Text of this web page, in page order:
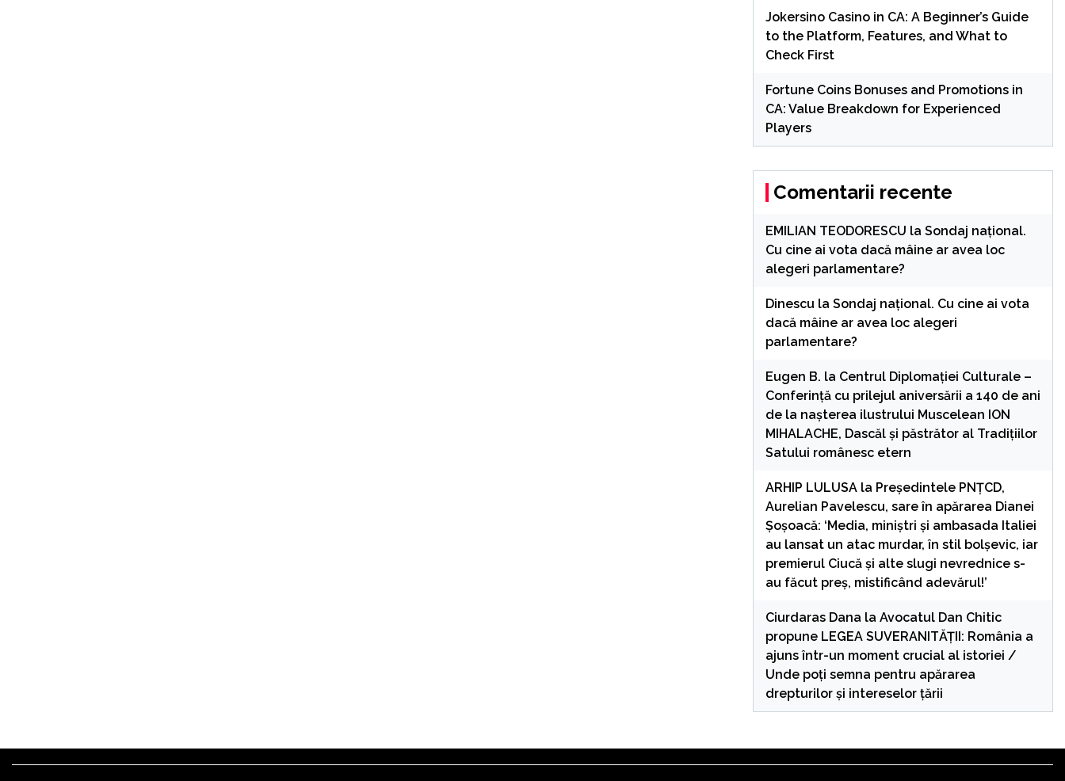
Jokersino Casino in CA: A Beginner’s Guide
to the Platform, Features, and What to
Check First
Fortune Coins Bonuses and Promotions in
CA: Value Breakdown for Experienced
Players
Comentarii recente
EMILIAN TEODORESCU la Sondaj național.
Cu cine ai vota dacă mâine ar avea loc
alegeri parlamentare?
Dinescu la Sondaj național. Cu cine ai vota
dacă mâine ar avea loc alegeri
parlamentare?
Eugen B. la Centrul Diplomației Culturale –
Conferință cu prilejul aniversării a 140 de ani
de la nașterea ilustrului Muscelean ION
MIHALACHE, Dascăl și păstrător al Tradițiilor
Satului românesc etern
ARHIP LULUSAla Președintele PNȚCD,
Aurelian Pavelescu, sare în apărarea Dianei
Șoșoacă: ‘Media, miniștri și ambasada Italiei
au lansat un atac murdar, în stil bolșevic, iar
premierul Ciucă și alte slugi nevrednice s-
au făcut preș, mistificând adevărul!’
Ciurdaras Dana la Avocatul Dan Chitic
propune LEGEA SUVERANITĂȚII: România a
ajuns într-un moment crucial al istoriei /
Unde poți semna pentru apărarea
drepturilor și intereselor țării